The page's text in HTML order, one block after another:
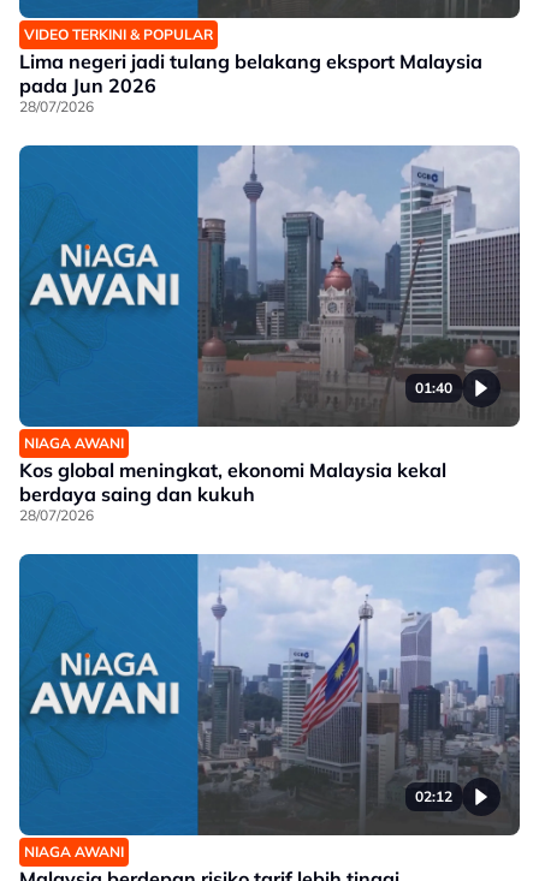
VIDEO TERKINI & POPULAR
Lima negeri jadi tulang belakang eksport Malaysia
pada Jun 2026
28/07/2026
01:40
NIAGA AWANI
Kos global meningkat, ekonomi Malaysia kekal
berdaya saing dan kukuh
28/07/2026
02:12
NIAGA AWANI